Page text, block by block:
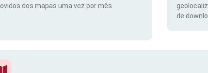
dos mapas uma vez por mês.
de